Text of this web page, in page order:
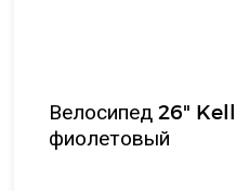
Велосипед 26"
фиолетовый